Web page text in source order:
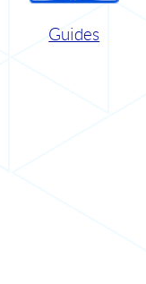
Guides